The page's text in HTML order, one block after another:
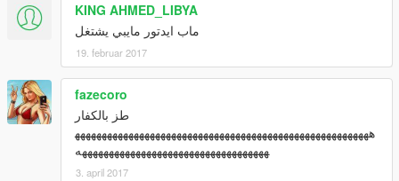
KING AHMED_LIBYA
ماب ايدتور مايبي يشتغل
19. februar 2017
fazecoro
طز بالكفار
هههههههههههههههههههههههههههههههههههههههههههههههههههههههه
هههههههههههههههههههههههههههههههههههه
3. april 2017